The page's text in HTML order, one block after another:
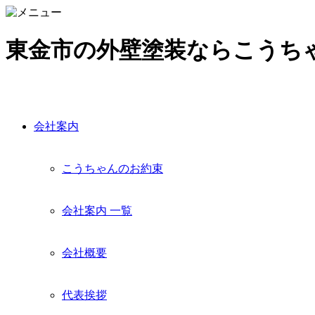
東金市の外壁塗装ならこうち
会社案内
こうちゃんのお約束
会社案内 一覧
会社概要
代表挨拶